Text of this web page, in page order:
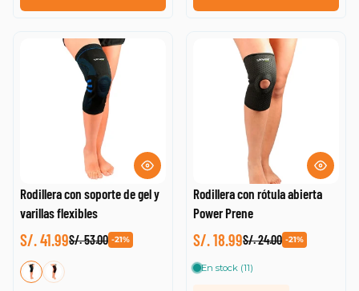
Rodillera con soporte de gel y
varillas flexibles
S/. 41.99S/. 53.00 -21%
Rodillera con rótula abierta
Power Prene
S/. 18.99S/. 24.00 -21%
En stock (11)